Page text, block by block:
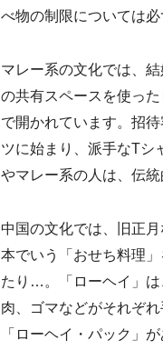
べ物の制限については
マレー系の文化では、
の共有スペースを使っ
で開かれています。招
ツに始まり、派手なTシ
やマレー系の人は、伝
中国の文化では、旧正
本でいう「おせち料理
たり…。「ローヘイ」は
肉、ゴマなどがそれぞ
「ローヘイ・パック」